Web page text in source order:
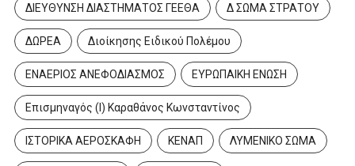
ΔΙΕΥΘΥΝΣΗ ΔΙΑΣΤΗΜΑΤΟΣ ΓΕΕΘΑ Δ ΣΩΜΑ ΣΤΡΑΤΟΥ
ΔΩΡΕΑ Διοίκησης Ειδικού Πολέμου
ΕΝΑΕΡΙΟΣ ΑΝΕΦΟΔΙΑΣΜΟΣ ΕΥΡΩΠΑΙΚΗ ΕΝΩΣΗ
Επισμηναγός (Ι) Καραθάνος Κωνσταντίνος
ΙΣΤΟΡΙΚΑ ΑΕΡΟΣΚΑΦΗ ΚΕΝΑΠ ΛΥΜΕΝΙΚΟ ΣΩΜΑ